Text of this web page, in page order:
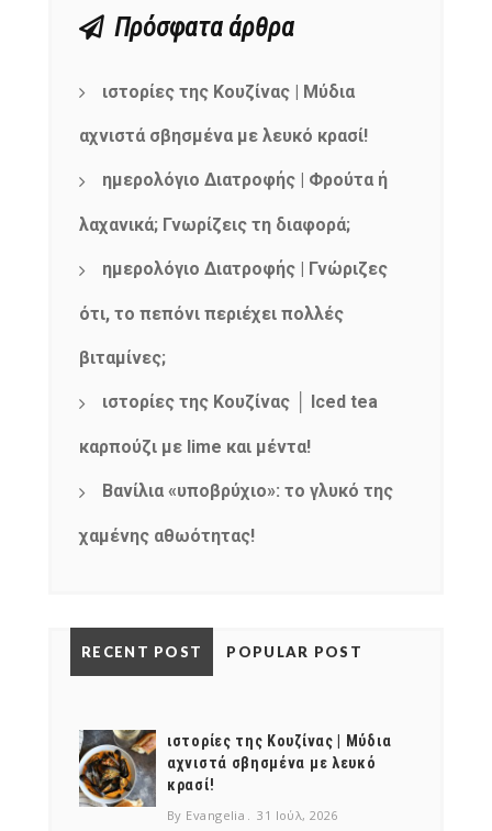
Πρόσφατα άρθρα
ιστορίες της Κουζίνας | Μύδια
αχνιστά σβησμένα με λευκό κρασί!
ημερολόγιο Διατροφής | Φρούτα ή
λαχανικά; Γνωρίζεις τη διαφορά;
ημερολόγιο Διατροφής | Γνώριζες
ότι, το πεπόνι περιέχει πολλές
βιταμίνες;
ιστορίες της Κουζίνας │ Iced tea
καρπούζι με lime και μέντα!
Βανίλια «υποβρύχιο»: το γλυκό της
χαμένης αθωότητας!
RECENT POST POPULAR POST
ιστορίες της Κουζίνας | Μύδια
αχνιστά σβησμένα με λευκό
κρασί!
By Evangelia 31 Ιούλ, 2026